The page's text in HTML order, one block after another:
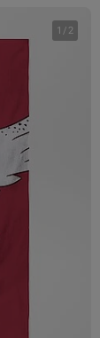
1 / 2